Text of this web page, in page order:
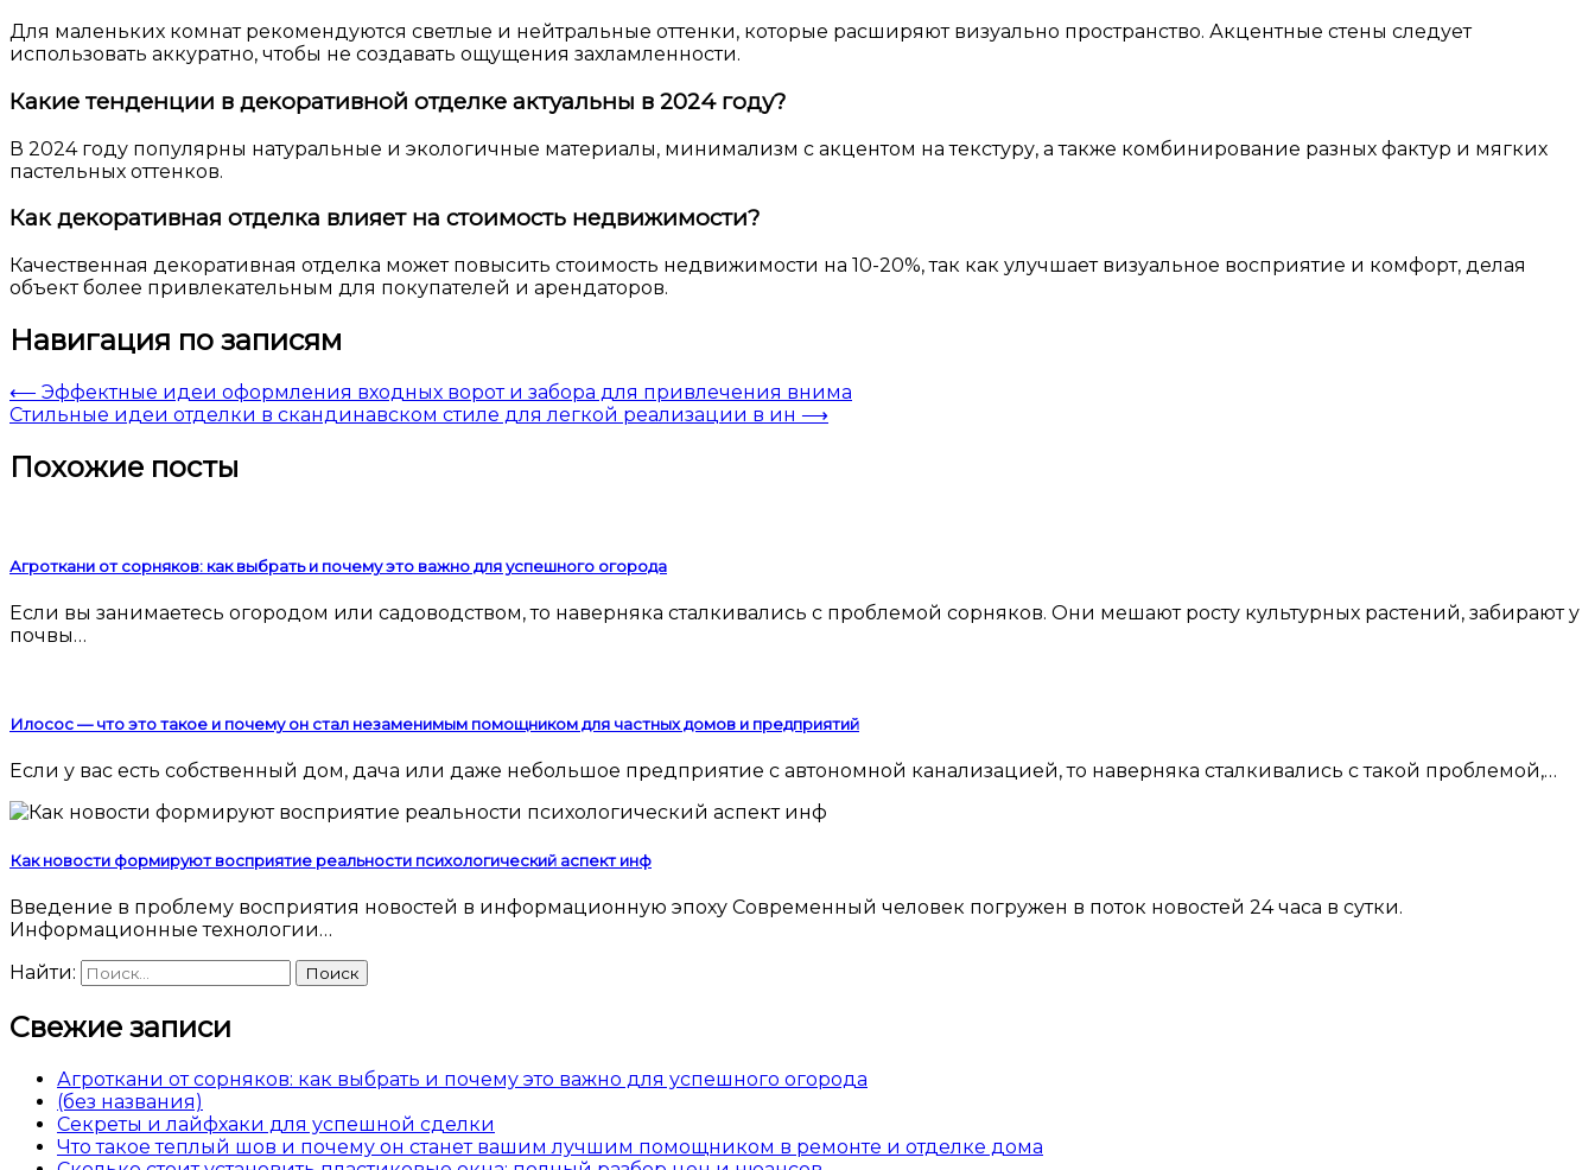
Для маленьких комнат рекомендуются светлые и нейтральные оттенки, которые расширяют визуально пространство. Акцентные стены следует
использовать аккуратно, чтобы не создавать ощущения захламленности.
Какие тенденции в декоративной отделке актуальны в 2024 году?
В 2024 году популярны натуральные и экологичные материалы, минимализм с акцентом на текстуру, а также комбинирование разных фактур и мягких
пастельных оттенков.
Как декоративная отделка влияет на стоимость недвижимости?
Качественная декоративная отделка может повысить стоимость недвижимости на 10-20%, так как улучшает визуальное восприятие и комфорт, делая
объект более привлекательным для покупателей и арендаторов.
Навигация по записям
⟵ Эффектные идеи оформления входных ворот и забора для привлечения внима
Стильные идеи отделки в скандинавском стиле для легкой реализации в ин ⟶
Похожие посты
Агроткани от сорняков: как выбрать и почему это важно для успешного огорода
Если вы занимаетесь огородом или садоводством, то наверняка сталкивались с проблемой сорняков. Они мешают росту культурных растений, забирают у
почвы…
Илосос — что это такое и почему он стал незаменимым помощником для частных домов и предприятий
Если у вас есть собственный дом, дача или даже небольшое предприятие с автономной канализацией, то наверняка сталкивались с такой проблемой,…
Как новости формируют восприятие реальности психологический аспект инф
Введение в проблему восприятия новостей в информационную эпоху Современный человек погружен в поток новостей 24 часа в сутки.
Информационные технологии…
Найти:
Свежие записи
Агроткани от сорняков: как выбрать и почему это важно для успешного огорода
(без названия)
Секреты и лайфхаки для успешной сделки
Что такое теплый шов и почему он станет вашим лучшим помощником в ремонте и отделке дома